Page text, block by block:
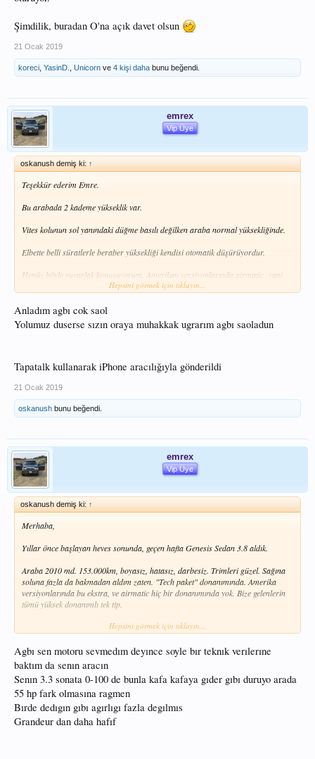
Şimdilik, buradan O'na açık davet olsun
21 Ocak 2019
koreci YasinD. Unicorn ve 4 kişi daha bunu beğendi.
emrex
Vip Üye
oskanush demiş ki: ↑
Teşekkür ederim Emre.
Bu arabada 2 kademe yükseklik var.
Vites kolunun sol yanındaki düğme basılı değilken araba normal yüksekliğinde.
Elbette belli süratlerle beraber yüksekliği kendisi otomatik düşürüyordur.
Henüz böyle yuvarlak konuşuyorum, Amerikan versiyonlarında airmatic -yani
bilgisayar kontrollü havalı süspansiyon sistemi- olmadığından webde -İngilizce-
Arabanın kullanma klavuzunu da henüz okumadım
ayarlanabiliyor. (Yüksek hızlardaki davranışı, mutlaka yüksekliği azaltmaktır.)
Sağdaki spor tuşu ise sertliği arttırıyor.
İsteyene arabayı kullandırtabilirim..
Sanırım Halil nikli bir arkadaşım Eskişehir'de (yani bana yakın) oturuyor.
Şimdilik, buradan O'na açık davet olsun
CL500 de ise yüksekli
Hepsini görmek için tıklayın...
Anladım agbı cok saol
Yolumuz duserse sızın oraya muhakkak ugrarım agbı saoladun
Tapatalk kullanarak iPhone aracılığıyla gönderildi
21 Ocak 2019
oskanush bunu beğendi.
emrex
Vip Üye
oskanush demiş ki: ↑
Merhaba,
Yıllar önce başlayan heves sonunda, geçen hafta Genesis Sedan 3.8 aldık.
Araba 2010 md. 153.000km, boyasız, hatasız, darbesiz. Trimleri güzel. Sağına
soluna fazla da bakmadan aldım zaten. "Tech paket" donanımında. Amerika
versiyonlarında bu ekstra, ve airmatic hiç bir donanımında yok. Bize gelenlerin
tümü yüksek donanımlı tek tip.
Arabayı bir kaç gündür kullanıyorum, ilk izlenimlerim :
Sevdiğim tarafları :
Airmatic, yoldan kolay kolay çıkmıyor, viraj kabiliyeti çok yüksek.
Keyless giriş - start/stop büyük kolaylık.
18" yakışıklı jantlar, büyük lastikler ile çukur mukur iplemiyor, üzerinden geçiyor.
3.8L V6 290hp atmosferik beslemeli motor, kapasitesine göre iyi iş çıkarıyor.
(Motoru sevmedim, kapasitesine göre çevikliğini sevdim)
Hepsini görmek için tıklayın...
Agbı sen motoru sevmedım deyınce soyle bır teknık verılerıne
baktım da senın aracın
Senın 3.3 sonata 0-100 de bunla kafa kafaya gıder gıbı duruyo arada
55 hp fark olmasına ragmen
Bırde dedıgın gıbı agırlıgı fazla degılmıs
Grandeur dan daha hafıf